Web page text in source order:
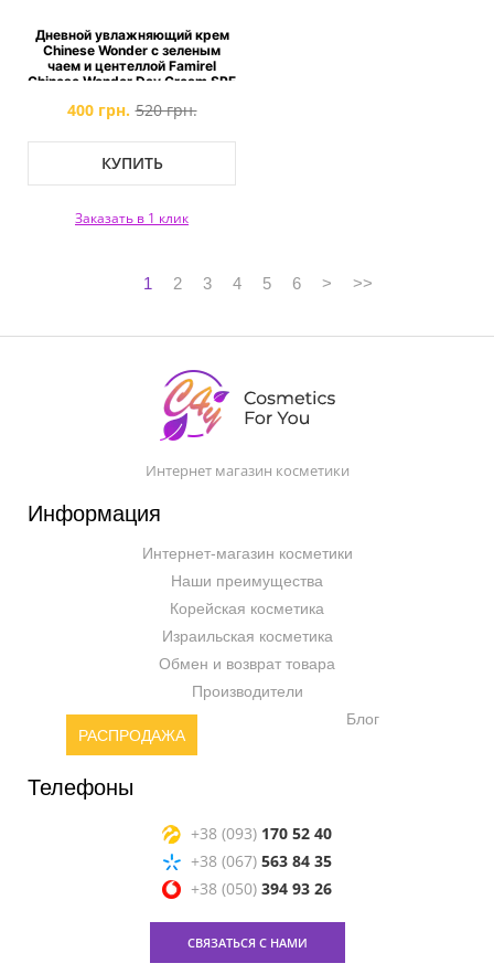
Дневной увлажняющий крем
Chinese Wonder с зеленым
чаем и центеллой Famirel
Chinese Wonder Day Cream SPF
400 грн. 520 грн.
КУПИТЬ
Заказать в 1 клик
1 2 3 4 5 6 > >>
Интернет магазин косметики
Информация
Интернет-магазин косметики
Наши преимущества
Корейская косметика
Израильская косметика
Обмен и возврат товара
Производители
РАСПРОДАЖА
Блог
Телефоны
+38 (093) 170 52 40
+38 (067) 563 84 35
+38 (050) 394 93 26
СВЯЗАТЬСЯ С НАМИ